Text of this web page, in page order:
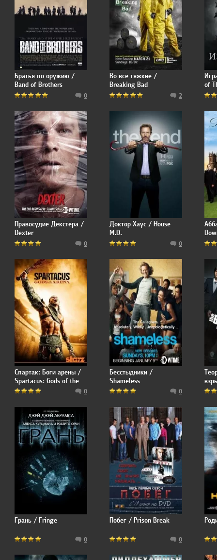
Братья по оружию /
Band of Brothers
0
Во все тяжкие /
Breaking Bad
2
of
Правосудие Декстера /
Dexter
0
Доктор Хаус / House
M.D.
0
Спартак: Боги арены /
Spartacus: Gods of the
Arena
0
Бесстыдники /
Shameless
0
Грань / Fringe
0
Побег / Prison Break
0